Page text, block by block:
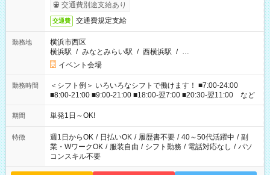
交通費別途支給あり
交通費 交通費規定支給
勤務地
横浜市西区
横浜駅 / みなとみらい駅 / 西横浜駅 / …
イベント会場
勤務時間
＜シフト例＞ いろいろなシフトで働けます！ ■7:00-24:00
■8:00-21:00 ■9:00-21:00 ■18:00-翌7:00 ■20:30-翌11:00 など
期間 単発1日～OK!
特徴 週1日からOK / 日払いOK / 履歴書不要 / 40～50代活躍中 / 副
業・WワークOK / 服装自由 / シフト勤務 / 電話対応なし / パソ
コンスキル不要